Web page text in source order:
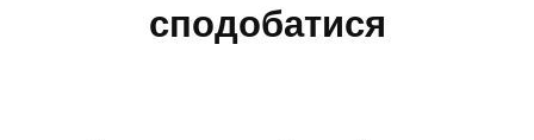
сподобатися